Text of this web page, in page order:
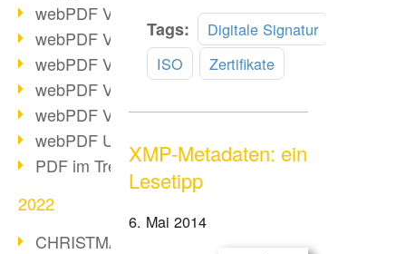
webPDF Video-Session 4
webPDF Video-Session 3
webPDF Video-Session 2
webPDF Video-Session 1
webPDF Video-Session Termine
webPDF Update 9.0.0.2843
PDF im Trend
2022
CHRISTMAS 2022 loading
Tags:
Digitale Signatur
ISO
Zertifikate
XMP-Metadaten: ein
Lesetipp
6. Mai 2014